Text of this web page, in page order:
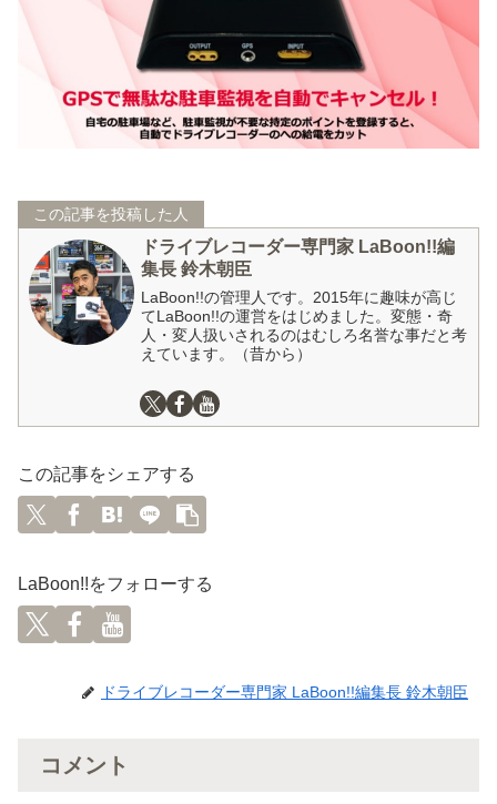
この記事を投稿した人
ドライブレコーダー専門家 LaBoon!!編
集長 鈴木朝臣
LaBoon!!の管理人です。2015年に趣味が高じ
てLaBoon!!の運営をはじめました。変態・奇
人・変人扱いされるのはむしろ名誉な事だと考
えています。（昔から）
この記事をシェアする
LaBoon!!をフォローする
ドライブレコーダー専門家 LaBoon!!編集長 鈴木朝臣
コメント